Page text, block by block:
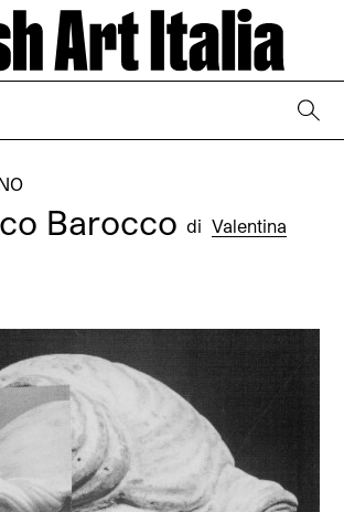
Baroccodi Valentina